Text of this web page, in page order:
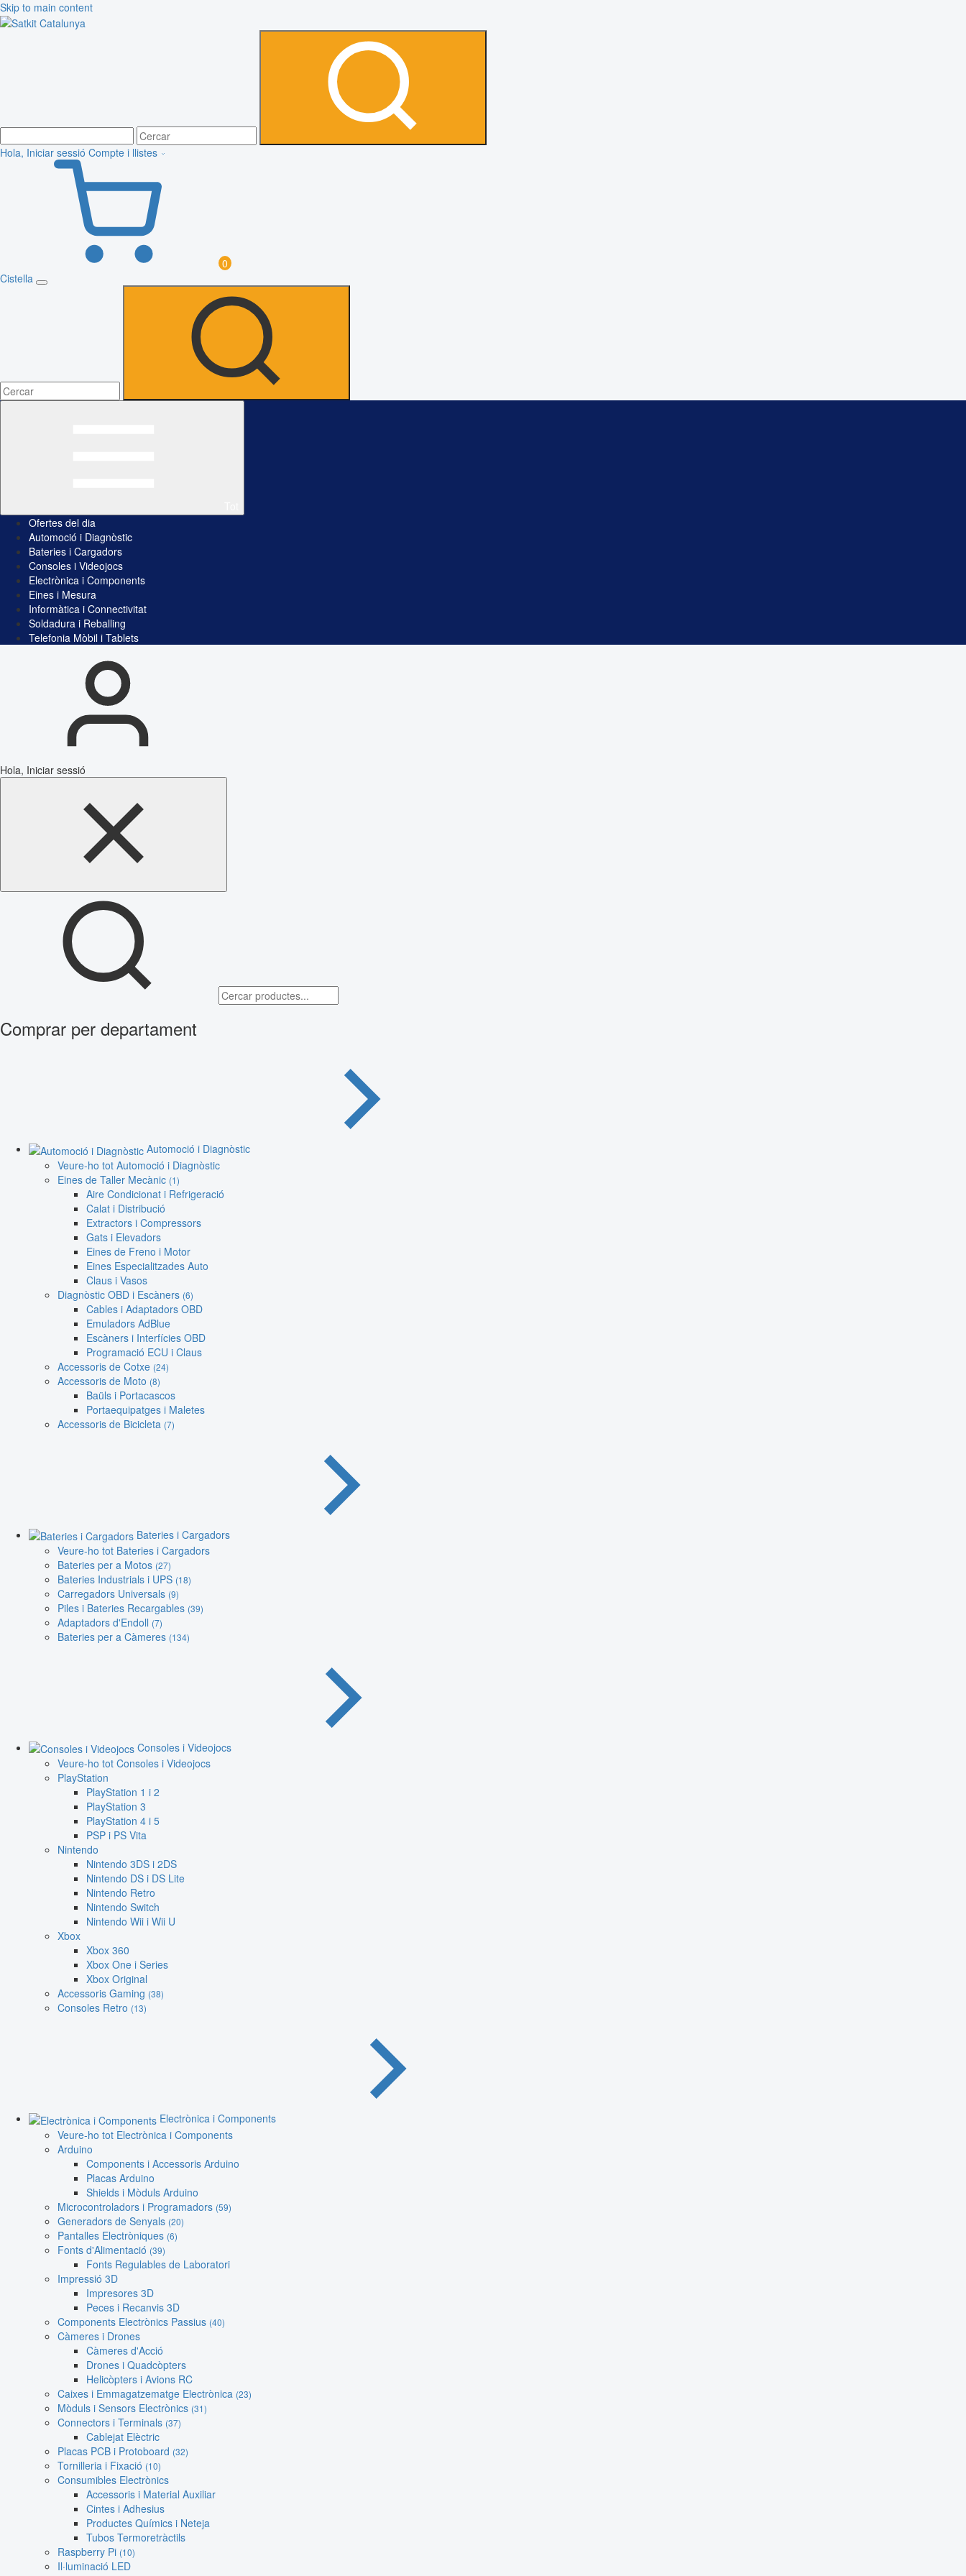
Skip to main content
Hola, Iniciar sessió Compte i llistes
0
Cistella
Ofertes del dia
Automoció i Diagnòstic
Bateries i Cargadors
Consoles i Videojocs
Electrònica i Components
Eines i Mesura
Informàtica i Connectivitat
Soldadura i Reballing
Telefonia Mòbil i Tablets
Hola, Iniciar sessió
Comprar per departament
Automoció i Diagnòstic
Veure-ho tot Automoció i Diagnòstic
Eines de Taller Mecànic (1)
Aire Condicionat i Refrigeració
Calat i Distribució
Extractors i Compressors
Gats i Elevadors
Eines de Freno i Motor
Eines Especialitzades Auto
Claus i Vasos
Diagnòstic OBD i Escàners (6)
Cables i Adaptadors OBD
Emuladors AdBlue
Escàners i Interfícies OBD
Programació ECU i Claus
Accessoris de Cotxe (24)
Accessoris de Moto (8)
Baüls i Portacascos
Portaequipatges i Maletes
Accessoris de Bicicleta (7)
Bateries i Cargadors
Veure-ho tot Bateries i Cargadors
Bateries per a Motos (27)
Bateries Industrials i UPS (18)
Carregadors Universals (9)
Piles i Bateries Recargables (39)
Adaptadors d'Endoll (7)
Bateries per a Càmeres (134)
Consoles i Videojocs
Veure-ho tot Consoles i Videojocs
PlayStation
PlayStation 1 i 2
PlayStation 3
PlayStation 4 i 5
PSP i PS Vita
Nintendo
Nintendo 3DS i 2DS
Nintendo DS i DS Lite
Nintendo Retro
Nintendo Switch
Nintendo Wii i Wii U
Xbox
Xbox 360
Xbox One i Series
Xbox Original
Accessoris Gaming (38)
Consoles Retro (13)
Electrònica i Components
Veure-ho tot Electrònica i Components
Arduino
Components i Accessoris Arduino
Placas Arduino
Shields i Mòduls Arduino
Microcontroladors i Programadors (59)
Generadors de Senyals (20)
Pantalles Electròniques (6)
Fonts d'Alimentació (39)
Fonts Regulables de Laboratori
Impressió 3D
Impresores 3D
Peces i Recanvis 3D
Components Electrònics Passius (40)
Càmeres i Drones
Càmeres d'Acció
Drones i Quadcòpters
Helicòpters i Avions RC
Caixes i Emmagatzematge Electrònica (23)
Mòduls i Sensors Electrònics (31)
Connectors i Terminals (37)
Cablejat Elèctric
Placas PCB i Protoboard (32)
Tornilleria i Fixació (10)
Consumibles Electrònics
Accessoris i Material Auxiliar
Cintes i Adhesius
Productes Químics i Neteja
Tubos Termoretràctils
Raspberry Pi (10)
Il·luminació LED